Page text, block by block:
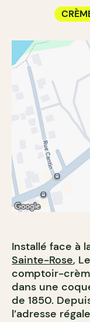
Installé face à
Sainte-Rose,
comptoir-
dans une
de 1850.
l’adresse